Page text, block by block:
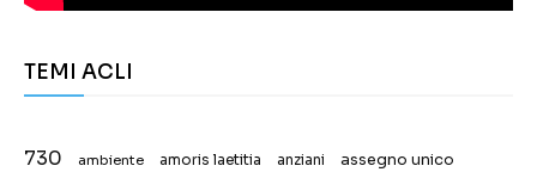
TEMI ACLI
730 ambiente amoris laetitia anziani assegno unico